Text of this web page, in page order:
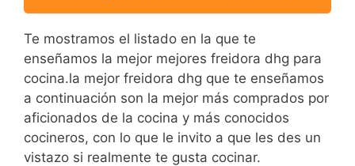
Te mostramos el listado en la que te
enseñamos la mejor mejores freidora dhg para
cocina.la mejor freidora dhg que te enseñamos
a continuación son la mejor más comprados por
aficionados de la cocina y más conocidos
cocineros, con lo que le invito a que les des un
vistazo si realmente te gusta cocinar.